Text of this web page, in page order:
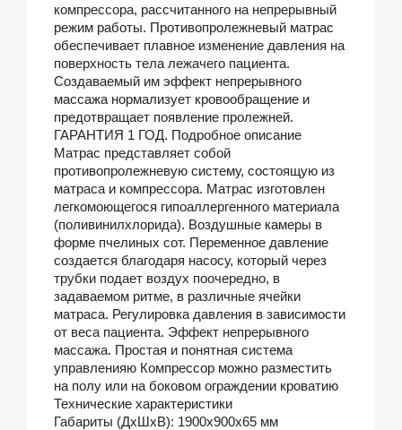
компрессора, рассчитанного на непрерывный
режим работы. Противопролежневый матрас
обеспечивает плавное изменение давления на
поверхность тела лежачего пациента.
Создаваемый им эффект непрерывного
массажа нормализует кровообращение и
предотвращает появление пролежней.
ГАРАНТИЯ 1 ГОД. Подробное описание
Матрас представляет собой
противопролежневую систему, состоящую из
матраса и компрессора. Матрас изготовлен
легкомоющегося гипоаллергенного материала
(поливинилхлорида). Воздушные камеры в
форме пчелиных сот. Переменное давление
создается благодаря насосу, который через
трубки подает воздух поочередно, в
задаваемом ритме, в различные ячейки
матраса. Регулировка давления в зависимости
от веса пациента. Эффект непрерывного
массажа. Простая и понятная система
управленияю Компрессор можно разместить
на полу или на боковом ограждении кроватию
Технические характеристики
Габариты (ДхШхВ): 1900х900х65 мм